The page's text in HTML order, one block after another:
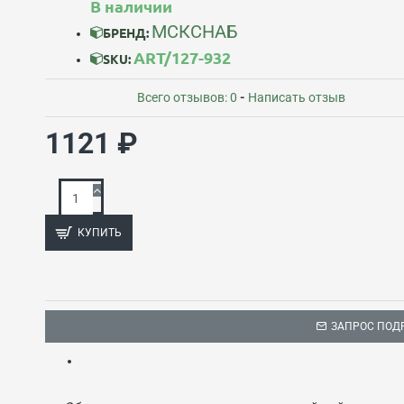
В наличии
БРЕНД: МСКСНАБ
SKU:ART/127-932
Всего отзывов: 0 - Написать отзыв
1121 ₽
КУПИТЬ
ЗАПРОС